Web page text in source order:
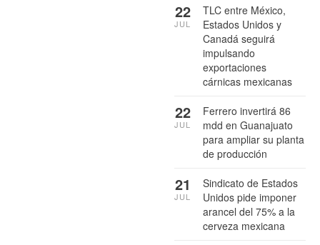
TLC entre México,
Estados Unidos y
Canadá seguirá
impulsando
exportaciones
cárnicas mexicanas
22
JUL
Ferrero invertirá 86
mdd en Guanajuato
para ampliar su planta
de producción
22
JUL
Sindicato de Estados
Unidos pide imponer
arancel del 75% a la
cerveza mexicana
21
JUL